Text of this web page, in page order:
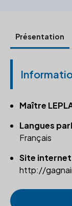
Présentation
Maître
Langues
Français
Site
http://